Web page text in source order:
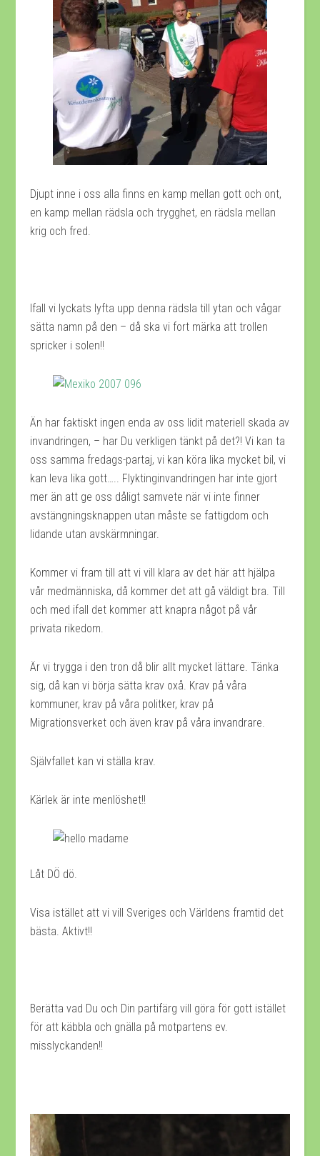
Djupt inne i oss alla finns en kamp mellan gott och ont,
en kamp mellan rädsla och trygghet, en rädsla mellan
krig och fred.
Ifall vi lyckats lyfta upp denna rädsla till ytan och vågar
sätta namn på den – då ska vi fort märka att trollen
spricker i solen!!
Än har faktiskt ingen enda av oss lidit materiell skada av
invandringen, – har Du verkligen tänkt på det?! Vi kan ta
oss samma fredags-partaj, vi kan köra lika mycket bil, vi
kan leva lika gott….. Flyktinginvandringen har inte gjort
mer än att ge oss dåligt samvete när vi inte finner
avstängningsknappen utan måste se fattigdom och
lidande utan avskärmningar.
Kommer vi fram till att vi vill klara av det här att hjälpa
vår medmänniska, då kommer det att gå väldigt bra. Till
och med ifall det kommer att knapra något på vår
privata rikedom.
Är vi trygga i den tron då blir allt mycket lättare. Tänka
sig, då kan vi börja sätta krav oxå. Krav på våra
kommuner, krav på våra politker, krav på
Migrationsverket och även krav på våra invandrare.
Självfallet kan vi ställa krav.
Kärlek är inte menlöshet!!
Låt DÖ dö.
Visa istället att vi vill Sveriges och Världens framtid det
bästa. Aktivt!!
Berätta vad Du och Din partifärg vill göra för gott istället
för att käbbla och gnälla på motpartens ev.
misslyckanden!!